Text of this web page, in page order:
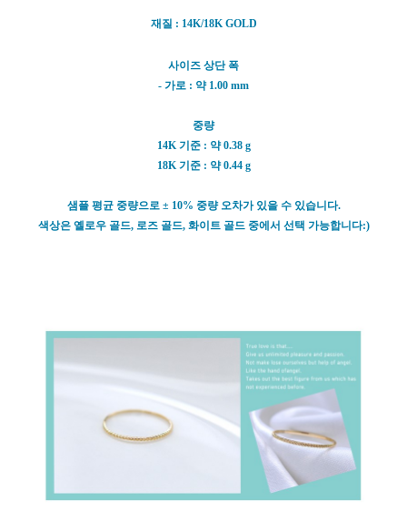
재질 : 14K/18K GOLD
사이즈 상단 폭
- 가로 : 약 1.00 mm
중량
14K 기준 : 약 0.38 g
18K 기준 : 약 0.44 g
샘플 평균 중량으로 ± 10% 중량 오차가 있을 수 있습니다.
색상은 옐로우 골드, 로즈 골드, 화이트 골드 중에서 선택 가능합니다:)